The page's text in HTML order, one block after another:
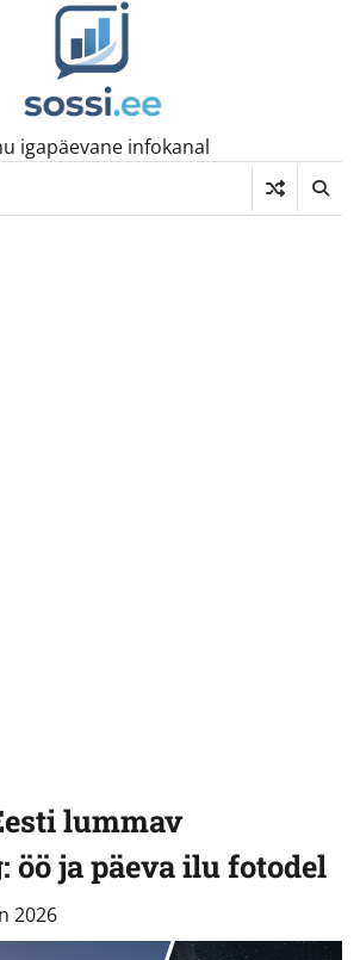
igapäevane infokanal
lummav
öö ja päeva ilu fotodel
2026